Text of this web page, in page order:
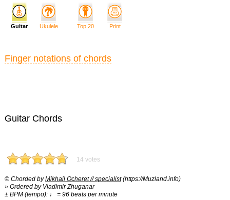
Guitar Chords
14 votes
© Chorded byMikhail Ocheret // specialist(https://Muzland.info)
» Ordered by Vladimir Zhuganar
± BPM (tempo): ♩ = 96 beats per minute
Guitar Ukulele Top 20 Print
Finger notations of chords